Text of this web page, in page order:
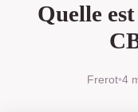
Quelle
Frerot•4